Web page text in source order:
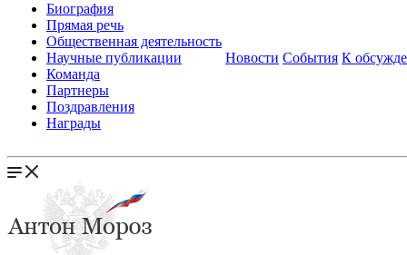
Биография
Прямая речь
Общественная деятельность
Научные публикации
Команда
Партнеры
Поздравления
Награды
Новости События К